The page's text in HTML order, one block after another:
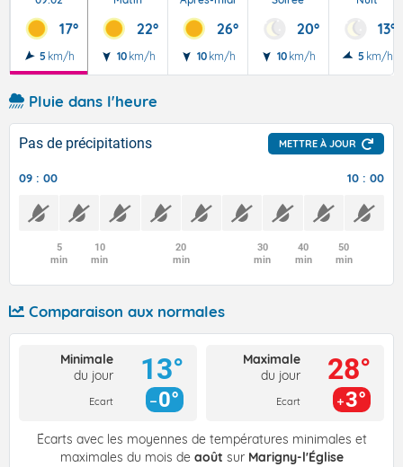
17°
5 km/h
22°
10 km/h
26°
10 km/h
20°
10 km/h
13°
5 km/h
Pluie dans l'heure
Pas de précipitations METTRE À JOUR
09 : 00 10 : 00
5
min
10
min
20
min
30
min
40
min
50
min
Comparaison aux normales
Minimale
du jour
Ecart
13°
0°
Maximale
du jour
Ecart
28°
3°
Écarts avec les moyennes de températures minimales et
maximales du mois de août sur Marigny-l'Église